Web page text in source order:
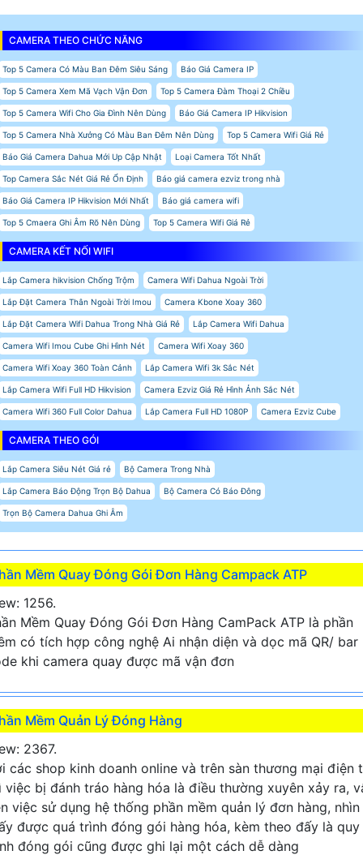
CAMERA THEO CHỨC NĂNG
Top 5 Camera Có Màu Ban Đêm Siêu Sáng Báo Giá Camera IP
Top 5 Camera Xem Mã Vạch Vận Đơn Top 5 Camera Đàm Thoại 2 Chiều
Top 5 Camera Wifi Cho Gia Đình Nên Dùng Báo Giá Camera IP Hikvision
Top 5 Camera Nhà Xưởng Có Màu Ban Đêm Nên Dùng Top 5 Camera Wifi Giá Rẻ
Báo Giá Camera Dahua Mới Up Cập Nhật Loại Camera Tốt Nhất
Top Camera Sắc Nét Giá Rẻ Ổn Định Báo giá camera ezviz trong nhà
Báo Giá Camera IP Hikvision Mới Nhất Báo giá camera wifi
Top 5 Cmaera Ghi Âm Rõ Nên Dùng Top 5 Camera Wifi Giá Rẻ
CAMERA KẾT NỐI WIFI
Lắp Camera hikvision Chống Trộm Camera Wifi Dahua Ngoài Trời
Lắp Đặt Camera Thân Ngoài Trời Imou Camera Kbone Xoay 360
Lắp Đặt Camera Wifi Dahua Trong Nhà Giá Rẻ Lắp Camera Wifi Dahua
Camera Wifi Imou Cube Ghi Hình Nét Camera Wifi Xoay 360
Camera Wifi Xoay 360 Toàn Cảnh Lắp Camera Wifi 3k Sắc Nét
Lắp Camera Wifi Full HD Hikvision Camera Ezviz Giá Rẻ Hình Ảnh Sắc Nét
Camera Wifi 360 Full Color Dahua Lắp Camera Full HD 1080P Camera Ezviz Cube
CAMERA THEO GÓI
Lắp Camera Siêu Nét Giá rẻ Bộ Camera Trong Nhà
Lắp Camera Báo Động Trọn Bộ Dahua Bộ Camera Có Báo Đông
Trọn Bộ Camera Dahua Ghi Âm
Mềm Quay Đóng Gói Đơn Hàng Campack ATP
1256.
Mềm Quay Đóng Gói Đơn Hàng CamPack ATP là phần
có tích hợp công nghệ Ai nhận diện và dọc mã QR/ bar
khi camera quay được mã vận đơn
Mềm Quản Lý Đóng Hàng
2367.
các shop kinh doanh online và trên sàn thương mại điện
việc bị đánh tráo hàng hóa là điều thường xuyên xảy ra,
việc sử dụng hệ thống phần mềm quản lý đơn hàng, nhìn
được quá trình đóng gói hàng hóa, kèm theo đấy là quy
đóng gói cũng được ghi lại một cách dễ dàng